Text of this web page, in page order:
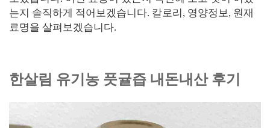
는지 솔직하게 적어보겠습니다. 칼로리, 영양정보, 원재
료명을 살펴보겠습니다.
한살림 유기농 풋귤즙 내돈내산 후기